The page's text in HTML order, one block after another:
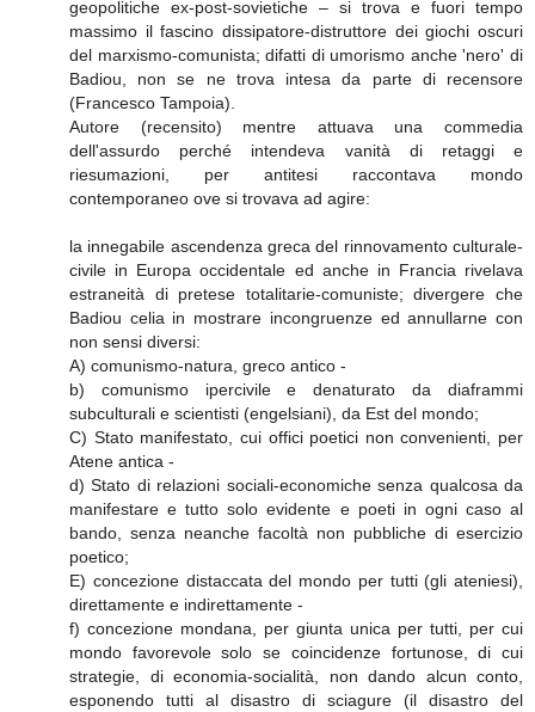
geopolitiche ex-post-sovietiche – si trova e fuori tempo
massimo il fascino dissipatore-distruttore dei giochi oscuri
del marxismo-comunista; difatti di umorismo anche 'nero' di
Badiou, non se ne trova intesa da parte di recensore
(Francesco Tampoia).
Autore (recensito) mentre attuava una commedia
dell'assurdo perché intendeva vanità di retaggi e
riesumazioni, per antitesi raccontava mondo
contemporaneo ove si trovava ad agire:
la innegabile ascendenza greca del rinnovamento culturale-
civile in Europa occidentale ed anche in Francia rivelava
estraneità di pretese totalitarie-comuniste; divergere che
Badiou celia in mostrare incongruenze ed annullarne con
non sensi diversi:
A) comunismo-natura, greco antico -
b) comunismo ipercivile e denaturato da diaframmi
subculturali e scientisti (engelsiani), da Est del mondo;
C) Stato manifestato, cui offici poetici non convenienti, per
Atene antica -
d) Stato di relazioni sociali-economiche senza qualcosa da
manifestare e tutto solo evidente e poeti in ogni caso al
bando, senza neanche facoltà non pubbliche di esercizio
poetico;
E) concezione distaccata del mondo per tutti (gli ateniesi),
direttamente e indirettamente -
f) concezione mondana, per giunta unica per tutti, per cui
mondo favorevole solo se coincidenze fortunose, di cui
strategie, di economia-socialità, non dando alcun conto,
esponendo tutti al disastro di sciagure (il disastro del